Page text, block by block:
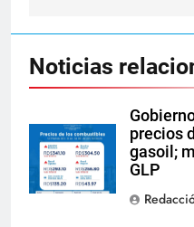
Noticias
precios
gasoil;
GLP